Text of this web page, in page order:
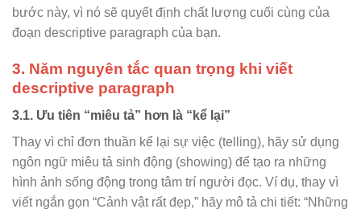
bước này, vì nó sẽ quyết định chất lượng cuối cùng của
đoạn descriptive paragraph của bạn.
3. Năm nguyên tắc quan trọng khi viết
descriptive paragraph
3.1. Ưu tiên “miêu tả” hơn là “kể lại”
Thay vì chỉ đơn thuần kể lại sự việc (telling), hãy sử dụng
ngôn ngữ miêu tả sinh động (showing) để tạo ra những
hình ảnh sống động trong tâm trí người đọc. Ví dụ, thay vì
viết ngắn gọn “Cảnh vật rất đẹp,” hãy mô tả chi tiết: “Những